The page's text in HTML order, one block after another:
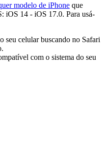
modelo de iPhone que
iOS 14 - iOS 17.0. Para usá-
seu celular buscando no Safari
com o sistema do seu